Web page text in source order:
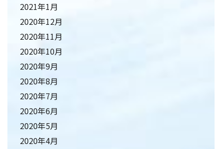
2021年1月
2020年12月
2020年11月
2020年10月
2020年9月
2020年8月
2020年7月
2020年6月
2020年5月
2020年4月